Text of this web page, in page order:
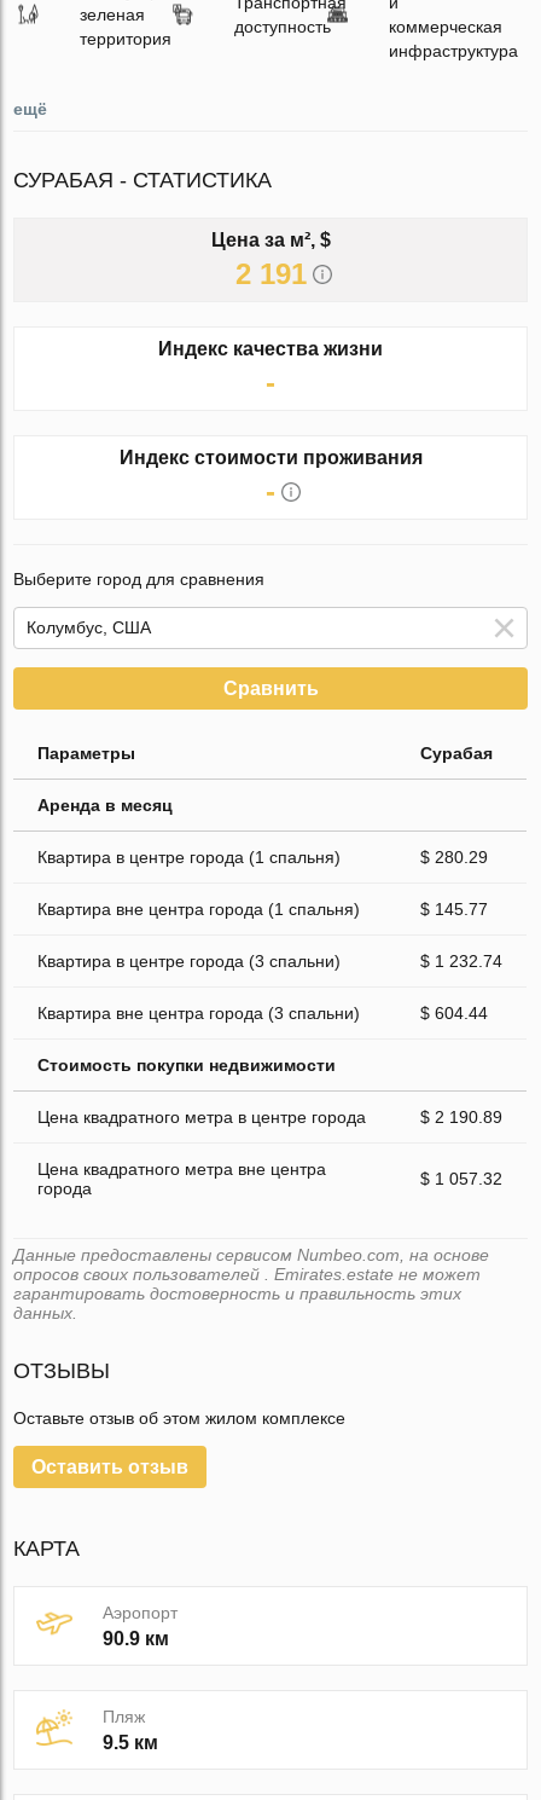
зеленая
территория
доступность
коммерческая
инфраструктура
ещё
СУРАБАЯ - СТАТИСТИКА
Цена за м², $
2 191
Индекс качества жизни
-
Индекс стоимости проживания
-
Выберите город для сравнения
Сравнить
Параметры Сурабая
Аренда в месяц
Квартира в центре города (1 спальня) $ 280.29
Квартира вне центра города (1 спальня) $ 145.77
Квартира в центре города (3 спальни) $ 1 232.74
Квартира вне центра города (3 спальни) $ 604.44
Стоимость покупки недвижимости
Цена квадратного метра в центре города $ 2 190.89
Цена квадратного метра вне центра
города
$ 1 057.32
Данные предоставлены сервисом Numbeo.com, на основе
опросов своих пользователей . Emirates.estate не может
гарантировать достоверность и правильность этих
данных.
ОТЗЫВЫ
Оставьте отзыв об этом жилом комплексе
Оставить отзыв
КАРТА
Аэропорт
90.9 км
Пляж
9.5 км